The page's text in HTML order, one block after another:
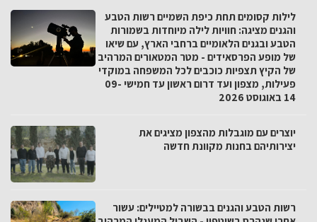
לילות קסומים תחת כיפת השמיים רשות הטבע
והגנים מציגה: חוויות לילה מיוחדות בשמורות
הטבע ובגנים הלאומיים ברחבי הארץ, עם שיאו
של מופע הפרסאידים - מטר המטאורים המרהיב
של הקיץ תצפיות כוכבים לכל המשפחה במוקדי
פעילות, מצפון ועד דרום ראשון עד חמישי 09-
14 באוגוסט 2026
יוצרים עם מוגבלות מהצפון מציגים את
יצירותיהם בחנות מקוונת חדשה
רשות הטבע והגנים בבשורה למטיילים: עשור